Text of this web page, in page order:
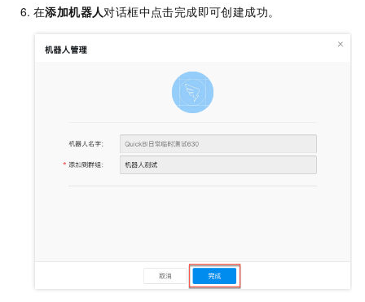
在添加机器人对话框中点击完成即可创建成功。